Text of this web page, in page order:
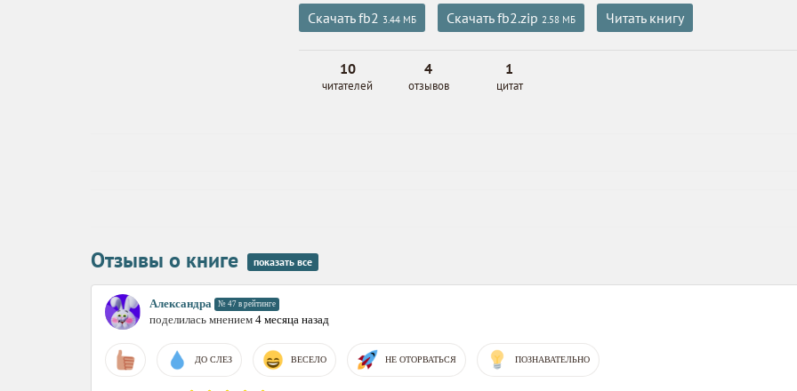
Скачать fb2 3.44 МБ Скачать fb2.zip 2.58 МБ Читать книгу
10
читателей
4
отзывов
1
цитат
Отзывы о книге показать все
Александра № 47 в рейтинге
поделилась мнением 4 месяца назад
ДО СЛЕЗ ВЕСЕЛО НЕ ОТОРВАТЬСЯ ПОЗНАВАТЕЛЬНО